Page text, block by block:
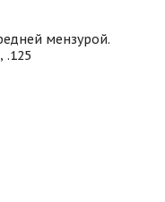
мензурой.
.125